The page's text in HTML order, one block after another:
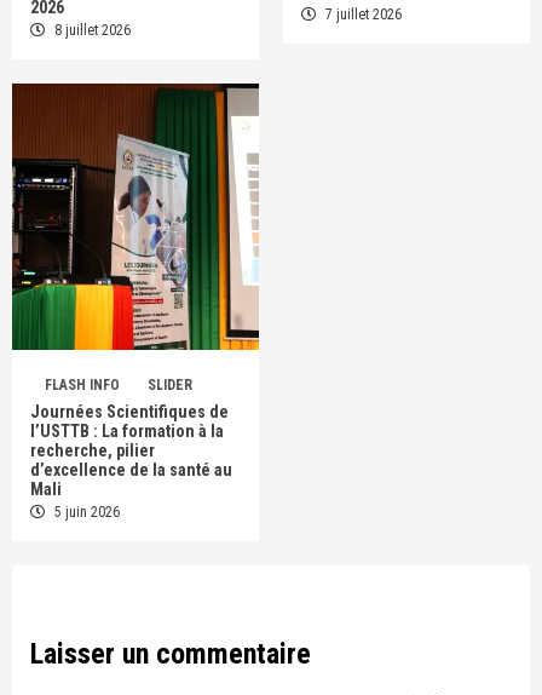
2026
8 juillet 2026
7 juillet 2026
FLASH INFO SLIDER
Journées Scientifiques de
l’USTTB : La formation à la
recherche, pilier
d’excellence de la santé au
Mali
5 juin 2026
Laisser un commentaire